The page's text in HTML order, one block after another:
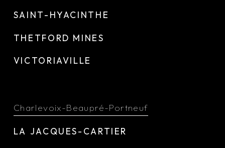
SAINT-HYACINTHE
THETFORD MINES
VICTORIAVILLE
Charlevoix-Beaupré-Portneuf
LA JACQUES-CARTIER